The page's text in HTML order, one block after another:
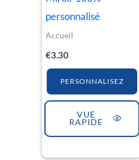
personnalisé
Accueil
€3.30
PERSONNALISEZ
VUE
RAPIDE